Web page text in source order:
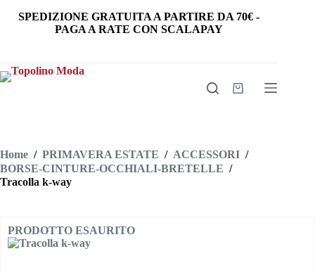
SPEDIZIONE GRATUITA A PARTIRE DA 70€ -
PAGA A RATE CON SCALAPAY
Carrello
Home / PRIMAVERA ESTATE / ACCESSORI /
BORSE-CINTURE-OCCHIALI-BRETELLE /
Tracolla k-way
PRODOTTO ESAURITO